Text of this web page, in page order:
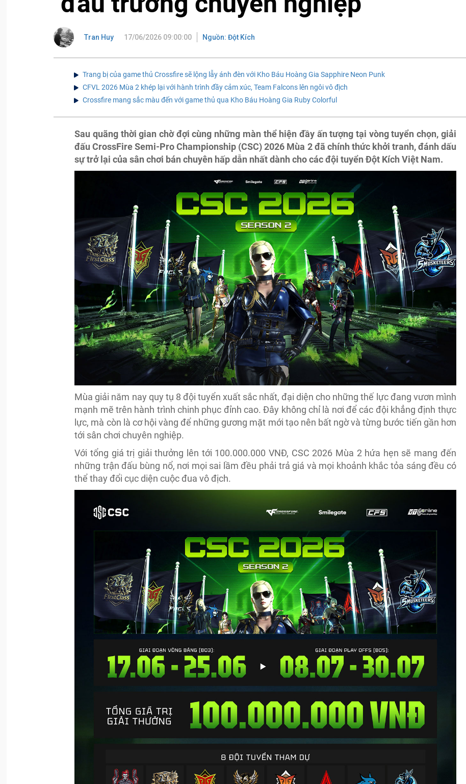
Tran Huy 17/06/2026 09:00:00 Nguồn: Đột Kích
Trang bị của game thủ Crossfire sẽ lộng lẫy ánh đèn với Kho Báu Hoàng Gia Sapphire Neon Punk
CFVL 2026 Mùa 2 khép lại với hành trình đầy cảm xúc, Team Falcons lên ngôi vô địch
Crossfire mang sắc màu đến với game thủ qua Kho Báu Hoàng Gia Ruby Colorful
Sau quãng thời gian chờ đợi cùng những màn thể hiện đầy ấn tượng tại vòng tuyển chọn, giải
đấu CrossFire Semi-Pro Championship (CSC) 2026 Mùa 2 đã chính thức khởi tranh, đánh dấu
sự trở lại của sân chơi bán chuyên hấp dẫn nhất dành cho các đội tuyển Đột Kích Việt Nam.
Mùa giải năm nay quy tụ 8 đội tuyển xuất sắc nhất, đại diện cho những thế lực đang vươn mình
mạnh mẽ trên hành trình chinh phục đỉnh cao. Đây không chỉ là nơi để các đội khẳng định thực
lực, mà còn là cơ hội vàng để những gương mặt mới tạo nên bất ngờ và từng bước tiến gần hơn
tới sân chơi chuyên nghiệp.
Với tổng giá trị giải thưởng lên tới 100.000.000 VNĐ, CSC 2026 Mùa 2 hứa hẹn sẽ mang đến
những trận đấu bùng nổ, nơi mọi sai lầm đều phải trả giá và mọi khoảnh khắc tỏa sáng đều có
thể thay đổi cục diện cuộc đua vô địch.